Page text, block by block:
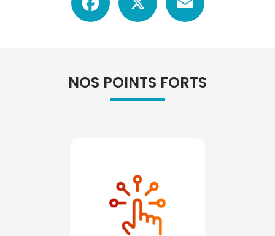
NOS POINTS FORTS